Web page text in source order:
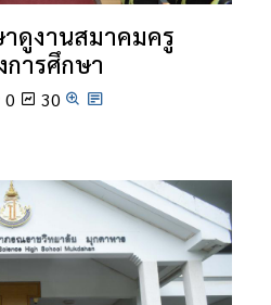
ดูงานสมาคมครู
ารศึกษา
0 30